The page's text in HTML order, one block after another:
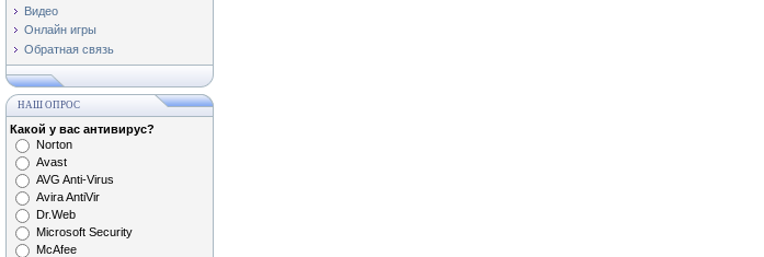
Видео
Онлайн игры
Обратная связь
НАШ ОПРОС
Какой у вас антивирус?
Norton
Avast
AVG Anti-Virus
Avira AntiVir
Dr.Web
Microsoft Security
McAfee